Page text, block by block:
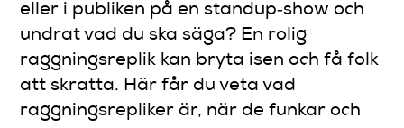
eller i publiken på en standup‑show och
undrat vad du ska säga? En rolig
raggningsreplik kan bryta isen och få folk
att skratta. Här får du veta vad
raggningsrepliker är, när de funkar och